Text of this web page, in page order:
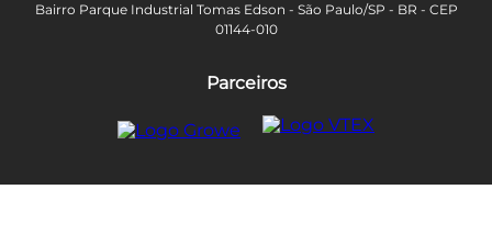
Bairro Parque Industrial Tomas Edson - São Paulo/SP - BR - CEP
01144-010
Parceiros